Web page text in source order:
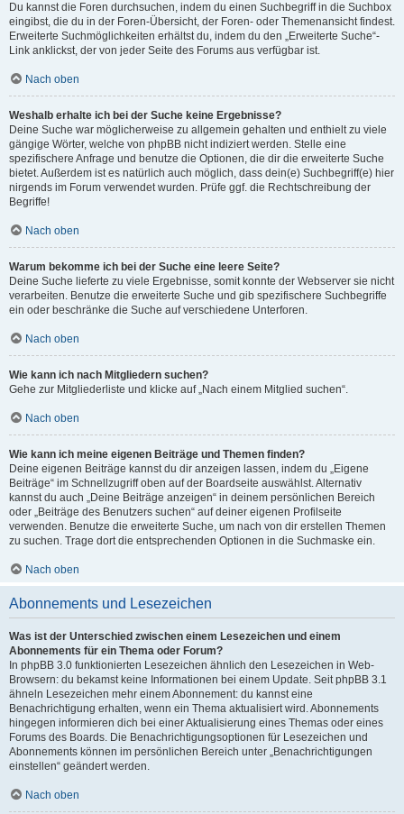
Du kannst die Foren durchsuchen, indem du einen Suchbegriff in die Suchbox
eingibst, die du in der Foren-Übersicht, der Foren- oder Themenansicht findest.
Erweiterte Suchmöglichkeiten erhältst du, indem du den „Erweiterte Suche“-
Link anklickst, der von jeder Seite des Forums aus verfügbar ist.
Nach oben
Weshalb erhalte ich bei der Suche keine Ergebnisse?
Deine Suche war möglicherweise zu allgemein gehalten und enthielt zu viele
gängige Wörter, welche von phpBB nicht indiziert werden. Stelle eine
spezifischere Anfrage und benutze die Optionen, die dir die erweiterte Suche
bietet. Außerdem ist es natürlich auch möglich, dass dein(e) Suchbegriff(e) hier
nirgends im Forum verwendet wurden. Prüfe ggf. die Rechtschreibung der
Begriffe!
Nach oben
Warum bekomme ich bei der Suche eine leere Seite?
Deine Suche lieferte zu viele Ergebnisse, somit konnte der Webserver sie nicht
verarbeiten. Benutze die erweiterte Suche und gib spezifischere Suchbegriffe
ein oder beschränke die Suche auf verschiedene Unterforen.
Nach oben
Wie kann ich nach Mitgliedern suchen?
Gehe zur Mitgliederliste und klicke auf „Nach einem Mitglied suchen“.
Nach oben
Wie kann ich meine eigenen Beiträge und Themen finden?
Deine eigenen Beiträge kannst du dir anzeigen lassen, indem du „Eigene
Beiträge“ im Schnellzugriff oben auf der Boardseite auswählst. Alternativ
kannst du auch „Deine Beiträge anzeigen“ in deinem persönlichen Bereich
oder „Beiträge des Benutzers suchen“ auf deiner eigenen Profilseite
verwenden. Benutze die erweiterte Suche, um nach von dir erstellen Themen
zu suchen. Trage dort die entsprechenden Optionen in die Suchmaske ein.
Nach oben
Abonnements und Lesezeichen
Was ist der Unterschied zwischen einem Lesezeichen und einem
Abonnements für ein Thema oder Forum?
In phpBB 3.0 funktionierten Lesezeichen ähnlich den Lesezeichen in Web-
Browsern: du bekamst keine Informationen bei einem Update. Seit phpBB 3.1
ähneln Lesezeichen mehr einem Abonnement: du kannst eine
Benachrichtigung erhalten, wenn ein Thema aktualisiert wird. Abonnements
hingegen informieren dich bei einer Aktualisierung eines Themas oder eines
Forums des Boards. Die Benachrichtigungsoptionen für Lesezeichen und
Abonnements können im persönlichen Bereich unter „Benachrichtigungen
einstellen“ geändert werden.
Nach oben